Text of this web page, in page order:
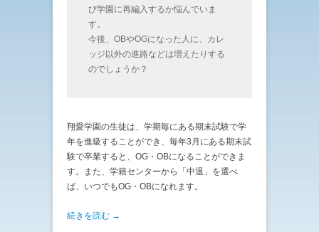
び学園に再編入するか悩んでいま
す。
今後、OBやOGになった人に、カレ
ッジ以外の進路などは増えたりする
のでしょうか？
翔愛学園の生徒は、学期毎にある期末試験で学
年を進級することができ、毎年3月にある期末試
験で卒業すると、OG・OBになることができま
す。また、学籍センターから「中退」を選べ
ば、いつでもOG・OBになれます。
続きを読む →